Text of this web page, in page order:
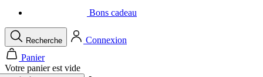
Votre panier est vide
Menu Fermer
Appel
Recherche
Panier